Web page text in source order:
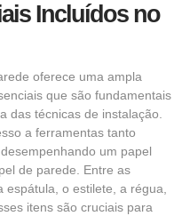
Incluídos no
oferece uma ampla
que são fundamentais
das técnicas de instalação.
a ferramentas tanto
um papel
de parede. Entre as
espátula, o estilete, a régua,
itens são cruciais para